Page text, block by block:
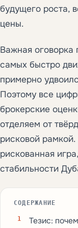
будущего роста,
цены.
Важная
самых быстро
примерно
Поэтому все
брокерские
отделяем от
рисковой
рискованная
стабильности
СОДЕРЖАНИЕ
Тезис: